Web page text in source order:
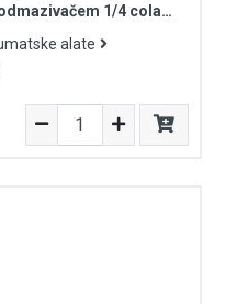
1/4 cola
alate